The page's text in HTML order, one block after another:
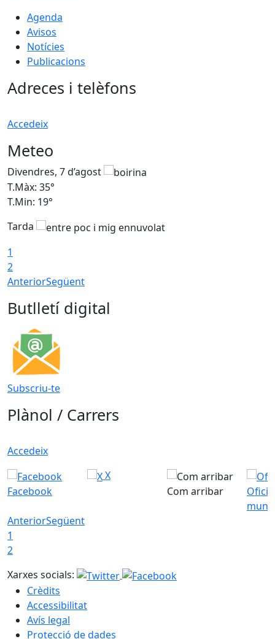
Agenda
Avisos
Notícies
Publicacions
Adreces i telèfons
Accedeix
Meteo
Divendres, 7 d’agost
T.Màx: 35°
T.Min: 19°
Tarda
1
2
AnteriorSegüent
Butlletí digital
Subscriu-te
Plànol / Carrers
Accedeix
Facebook
X
Com arribar
AnteriorSegüent
1
2
Xarxes socials:
Crèdits
Accessibilitat
Avís legal
Protecció de dades